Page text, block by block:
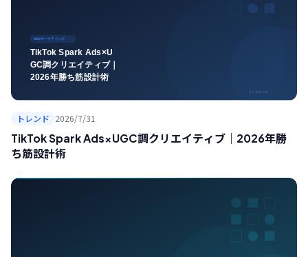
トレンド 2026/7/31
TikTok Spark Ads×UGC調クリエイティブ｜2026年勝
ち筋設計術